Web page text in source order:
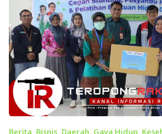
Berita, Bisnis, Daerah, Gaya Hidup,